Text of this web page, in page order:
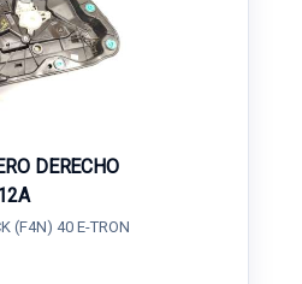
DERECHO
(F4N) 40 E-TRON